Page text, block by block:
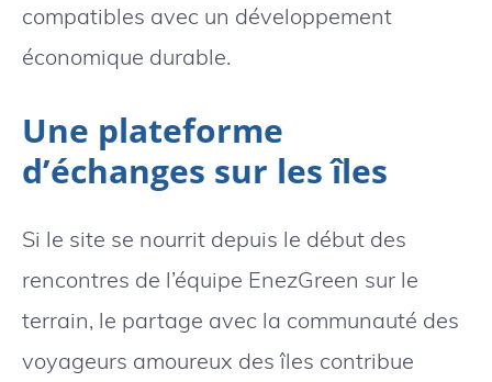
compatibles avec un développement
économique durable.
Une plateforme
d’échanges sur les îles
Si le site se nourrit depuis le début des
rencontres de l’équipe EnezGreen sur le
terrain, le partage avec la communauté des
voyageurs amoureux des îles contribue